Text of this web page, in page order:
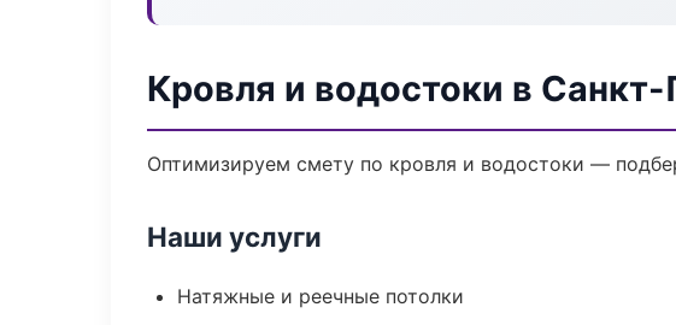
Кровля и водостоки в Санкт-
Оптимизируем смету по кровля и водостоки —
Наши услуги
Натяжные и реечные потолки